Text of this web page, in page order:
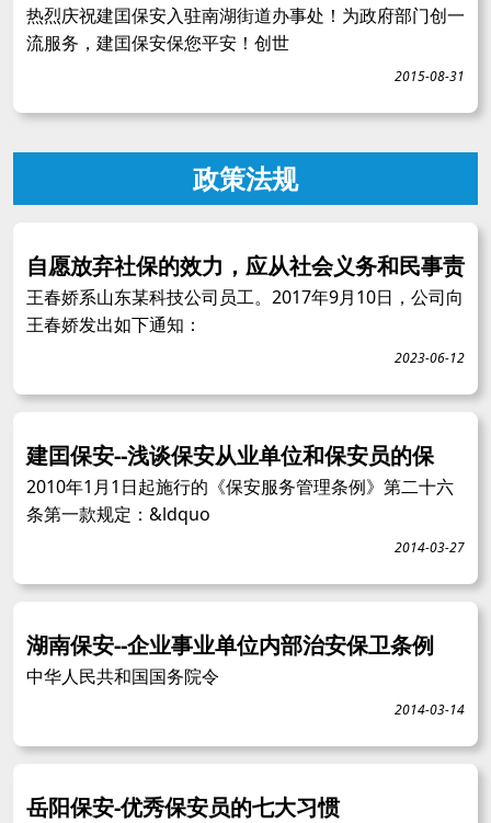
热烈庆祝建囯保安入驻南湖街道办事处！为政府部门创一
流服务，建囯保安保您平安！创世
2015-08-31
政策法规
自愿放弃社保的效力，应从社会义务和民事责
王春娇系山东某科技公司员工。2017年9月10日，公司向
王春娇发出如下通知：
2023-06-12
建囯保安--浅谈保安从业单位和保安员的保
2010年1月1日起施行的《保安服务管理条例》第二十六
条第一款规定：&ldquo
2014-03-27
湖南保安--企业事业单位内部治安保卫条例
中华人民共和国国务院令
2014-03-14
岳阳保安-优秀保安员的七大习惯